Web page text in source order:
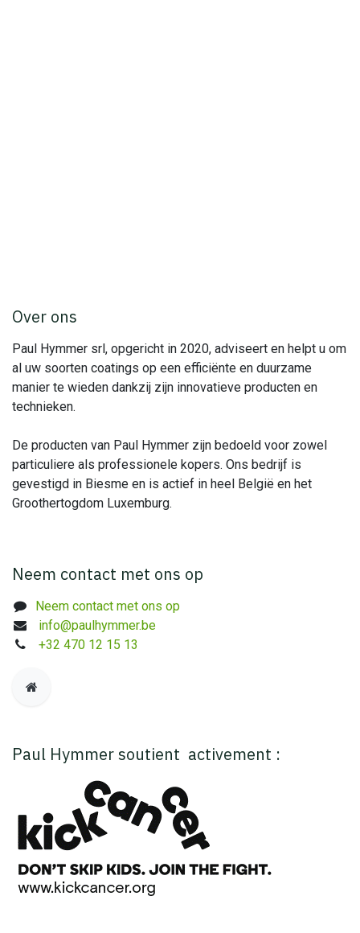
Over ons
Paul Hymmer srl, opgericht in 2020, adviseert en helpt u om
al uw soorten coatings op een efficiënte en duurzame
manier te wieden dankzij zijn innovatieve producten en
technieken.
De producten van Paul Hymmer zijn bedoeld voor zowel
particuliere als professionele kopers. Ons bedrijf is
gevestigd in Biesme en is actief in heel België en het
Groothertogdom Luxemburg.
​Neem contact met ons op
Neem contact met ons op​
info@paulhymmer.be
+32 470 12 15 13
Paul Hymmer soutient activement :